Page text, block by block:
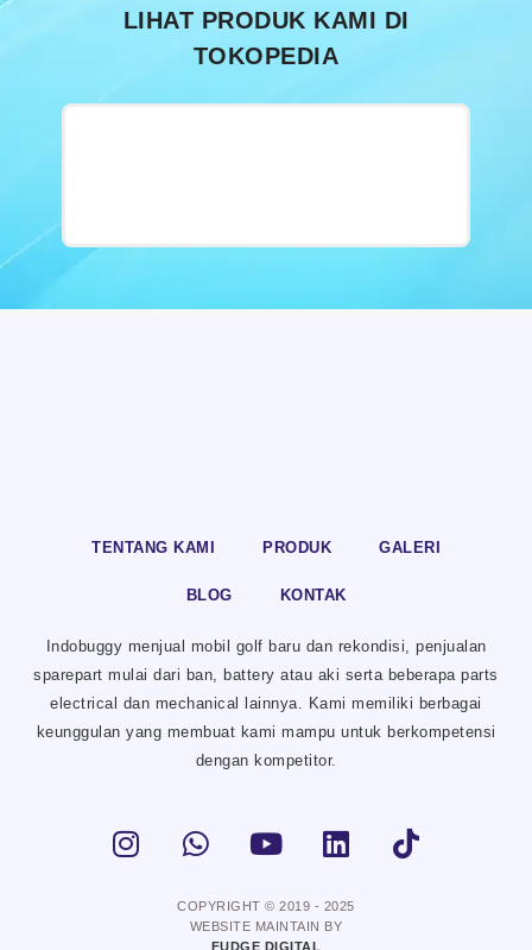
LIHAT PRODUK KAMI DI
TOKOPEDIA
TENTANG KAMI PRODUK GALERI
BLOG KONTAK
Indobuggy menjual mobil golf baru dan rekondisi, penjualan
sparepart mulai dari ban, battery atau aki serta beberapa parts
electrical dan mechanical lainnya. Kami memiliki berbagai
keunggulan yang membuat kami mampu untuk berkompetensi
dengan kompetitor.
COPYRIGHT © 2019 - 2025
WEBSITE MAINTAIN BY
FUDGE DIGITAL